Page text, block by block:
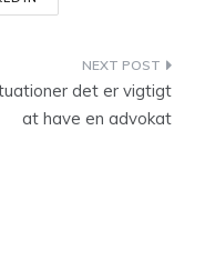
det er vigtigt
at have en advokat